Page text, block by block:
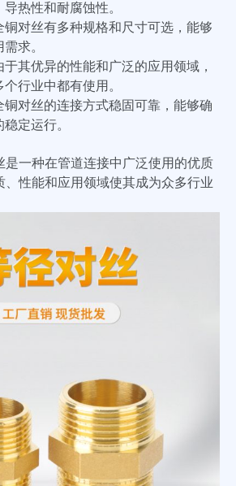
热性和耐腐蚀性。
铜对丝有多种规格和尺寸可选，能够
求。
其优异的性能和广泛的应用领域，
行业中都有使用。
铜对丝的连接方式稳固可靠，能够确
定运行。
是一种在管道连接中广泛使用的优质
、性能和应用领域使其成为众多行业